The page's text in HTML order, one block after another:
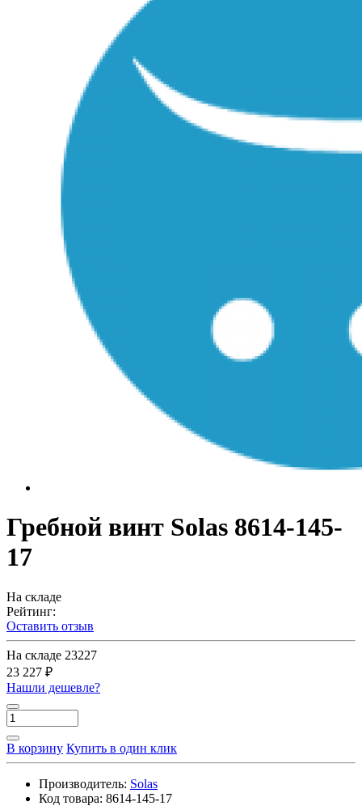
Гребной винт Solas 8614-145-
17
На складе
Рейтинг:
Оставить отзыв
На складе 23227
23 227 ₽
Нашли дешевле?
В корзину Купить в один клик
Производитель: Solas
Код товара: 8614-145-17